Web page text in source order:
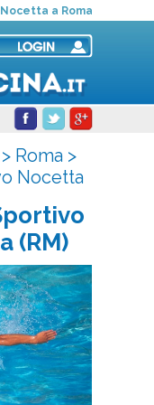
a Roma
Roma>
Nocetta
(RM)